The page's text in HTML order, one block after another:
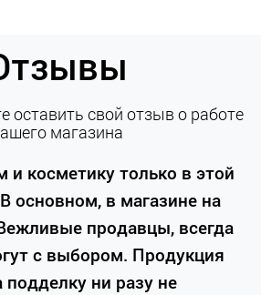
оставить свой отзыв о работе
магазина
косметику только в этой
основном, в магазине на
продавцы, всегда
с выбором. Продукция
подделку ни разу не